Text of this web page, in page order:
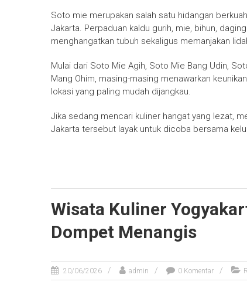
Soto mie merupakan salah satu hidangan
Jakarta. Perpaduan kaldu gurih, mie, bihun,
menghangatkan tubuh sekaligus memanjakan
Mulai dari Soto Mie Agih, Soto Mie Bang Udin,
Mang Ohim, masing-masing menawarkan
lokasi yang paling mudah dijangkau.
Jika sedang mencari kuliner hangat yang lezat,
Jakarta tersebut layak untuk dicoba bersama
Wisata Kuliner
Dompet Menangis
20/06/2026 admin 0 Komentar